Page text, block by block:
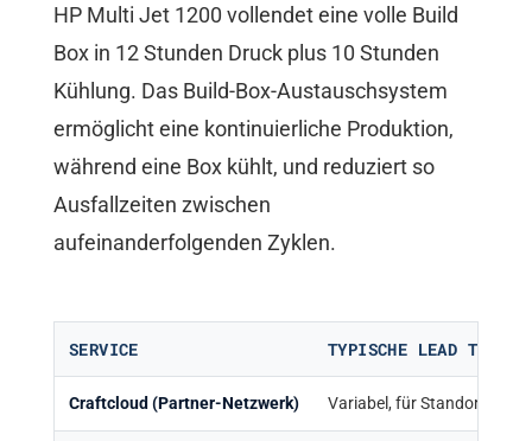
HP Multi Jet 1200 vollendet eine volle Build
Box in 12 Stunden Druck plus 10 Stunden
Kühlung. Das Build-Box-Austauschsystem
ermöglicht eine kontinuierliche Produktion,
während eine Box kühlt, und reduziert so
Ausfallzeiten zwischen
aufeinanderfolgenden Zyklen.
SERVICE TYPISCHE LEAD TIME
Craftcloud (Partner-Netzwerk) Variabel, für Standorte